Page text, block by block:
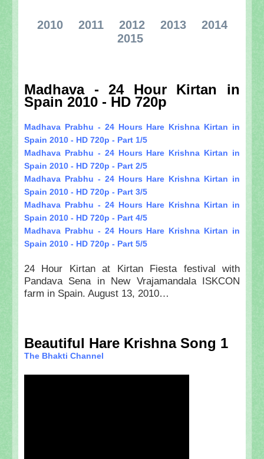
2010 2011 2012 2013
2014
2015
Madhava - 24 Hour Kirtan in
Spain 2010 - HD 720p
Madhava Prabhu - 24 Hours Hare Krishna Kirtan in
Spain 2010 - HD 720p - Part 1/5
Madhava Prabhu - 24 Hours Hare Krishna Kirtan in
Spain 2010 - HD 720p - Part 2/5
Madhava Prabhu - 24 Hours Hare Krishna Kirtan in
Spain 2010 - HD 720p - Part 3/5
Madhava Prabhu - 24 Hours Hare Krishna Kirtan in
Spain 2010 - HD 720p - Part 4/5
Madhava Prabhu - 24 Hours Hare Krishna Kirtan in
Spain 2010 - HD 720p - Part 5/5
24 Hour Kirtan at Kirtan Fiesta festival with
Pandava Sena in New Vrajamandala ISKCON
farm in Spain. August 13, 2010…
Beautiful Hare Krishna Song 1
The Bhakti Channel